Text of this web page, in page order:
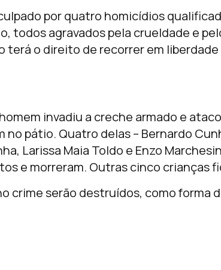
por quatro homicídios
todos agravados pela crueldade e
terá o direito de recorrer em
invadiu a creche armado e
no pátio. Quatro delas – Bernardo
Larissa Maia Toldo e Enzo
e morreram. Outras cinco crianças
crime serão destruídos, como forma